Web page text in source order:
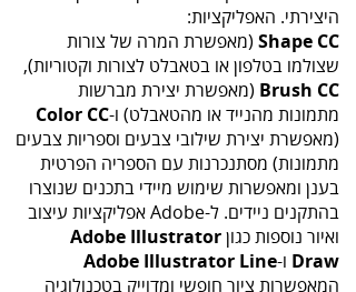
היצירתי. האפליקציות:
Shape CC (מאפשרת המרה של צורות
שצולמו בטלפון או בטאבלט לצורות וקטוריות),
Brush CC (מאפשרת יצירת מברשות
מתמונות מהנייד או מהטאבלט) ו-Color CC
(מאפשרת יצירת שילובי צבעים וספריות צבעים
מתמונות) מסתנכרנות עם הספריה הפרטית
בענן ומאפשרות שימוש מיידי בתכנים שנוצרו
בהתקנים ניידים. ל-Adobe אפליקציות עיצוב
ואיור נוספות כגוןAdobe Illustrator
Draw ו-Adobe Illustrator Line
המאפשרות ציור חופשי ומדוייק בטכנולוגיה